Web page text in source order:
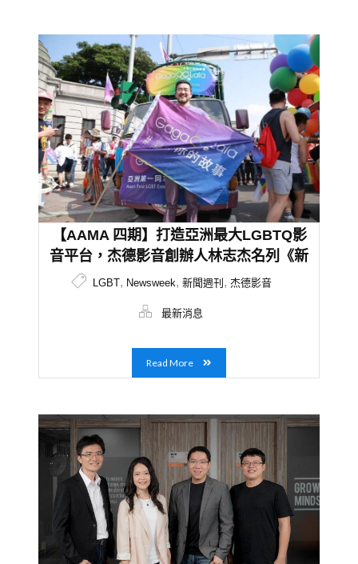
【AAMA 四期】打造亞洲最大LGBTQ影
音平台，杰德影音創辦人林志杰名列《新
聞週刊》2019全球影響力創新者榜單
LGBT, Newsweek, 新聞週刊, 杰德影音
最新消息
Read More